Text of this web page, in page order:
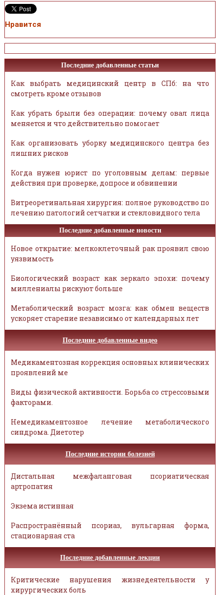
Нравится
Последние добавленные статьи
Как выбрать медицинский центр в СПб: на что
смотреть кроме отзывов
Как убрать брыли без операции: почему овал лица
меняется и что действительно помогает
Как организовать уборку медицинского центра без
лишних рисков
Когда нужен юрист по уголовным делам: первые
действия при проверке, допросе и обвинении
Витреоретинальная хирургия: полное руководство по
лечению патологий сетчатки и стекловидного тела
Последние добавленные новости
Новое открытие: мелкоклеточный рак проявил свою
уязвимость
Биологический возраст как зеркало эпохи: почему
миллениалы рискуют больше
Метаболический возраст мозга: как обмен веществ
ускоряет старение независимо от календарных лет
Последние добавленные видео
Медикаментозная коррекция основных клинических
проявлений ме
Виды физической активности. Борьба со стрессовыми
факторами.
Немедикаментозное лечение метаболического
синдрома. Диетотер
Последние истории болезней
Дистальная межфаланговая псориатическая
артропатия
Экзема истинная
Распространённый псориаз, вульгарная форма,
стационарная ста
Последние добавленные лекции
Критические нарушения жизнедеятельности у
хирургических боль